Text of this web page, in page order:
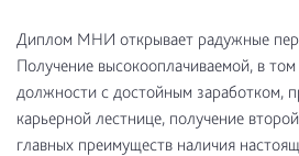
Диплом МНИ открывает радужные
Получение высокооплачиваемой, в
должности с достойным заработком,
карьерной лестнице, получение
главных преимуществ наличия